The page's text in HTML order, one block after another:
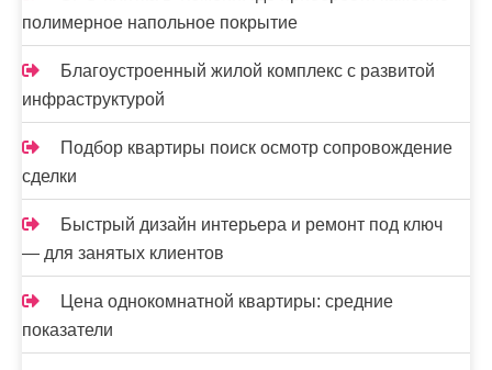
полимерное напольное покрытие
Благоустроенный жилой комплекс с развитой
инфраструктурой
Подбор квартиры поиск осмотр сопровождение
сделки
Быстрый дизайн интерьера и ремонт под ключ
— для занятых клиентов
Цена однокомнатной квартиры: средние
показатели